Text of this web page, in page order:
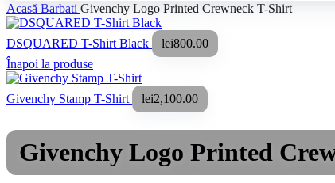
Acasă Barbati Givenchy Logo Printed Crewneck T-Shirt
DSQUARED T-Shirt Black lei800.00
Înapoi la produse
Givenchy Stamp T-Shirt lei2,100.00
Givenchy Logo Printed